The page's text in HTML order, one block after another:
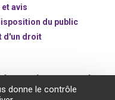
avis
du public
d'un droit
caractère personnel
donne le contrôle